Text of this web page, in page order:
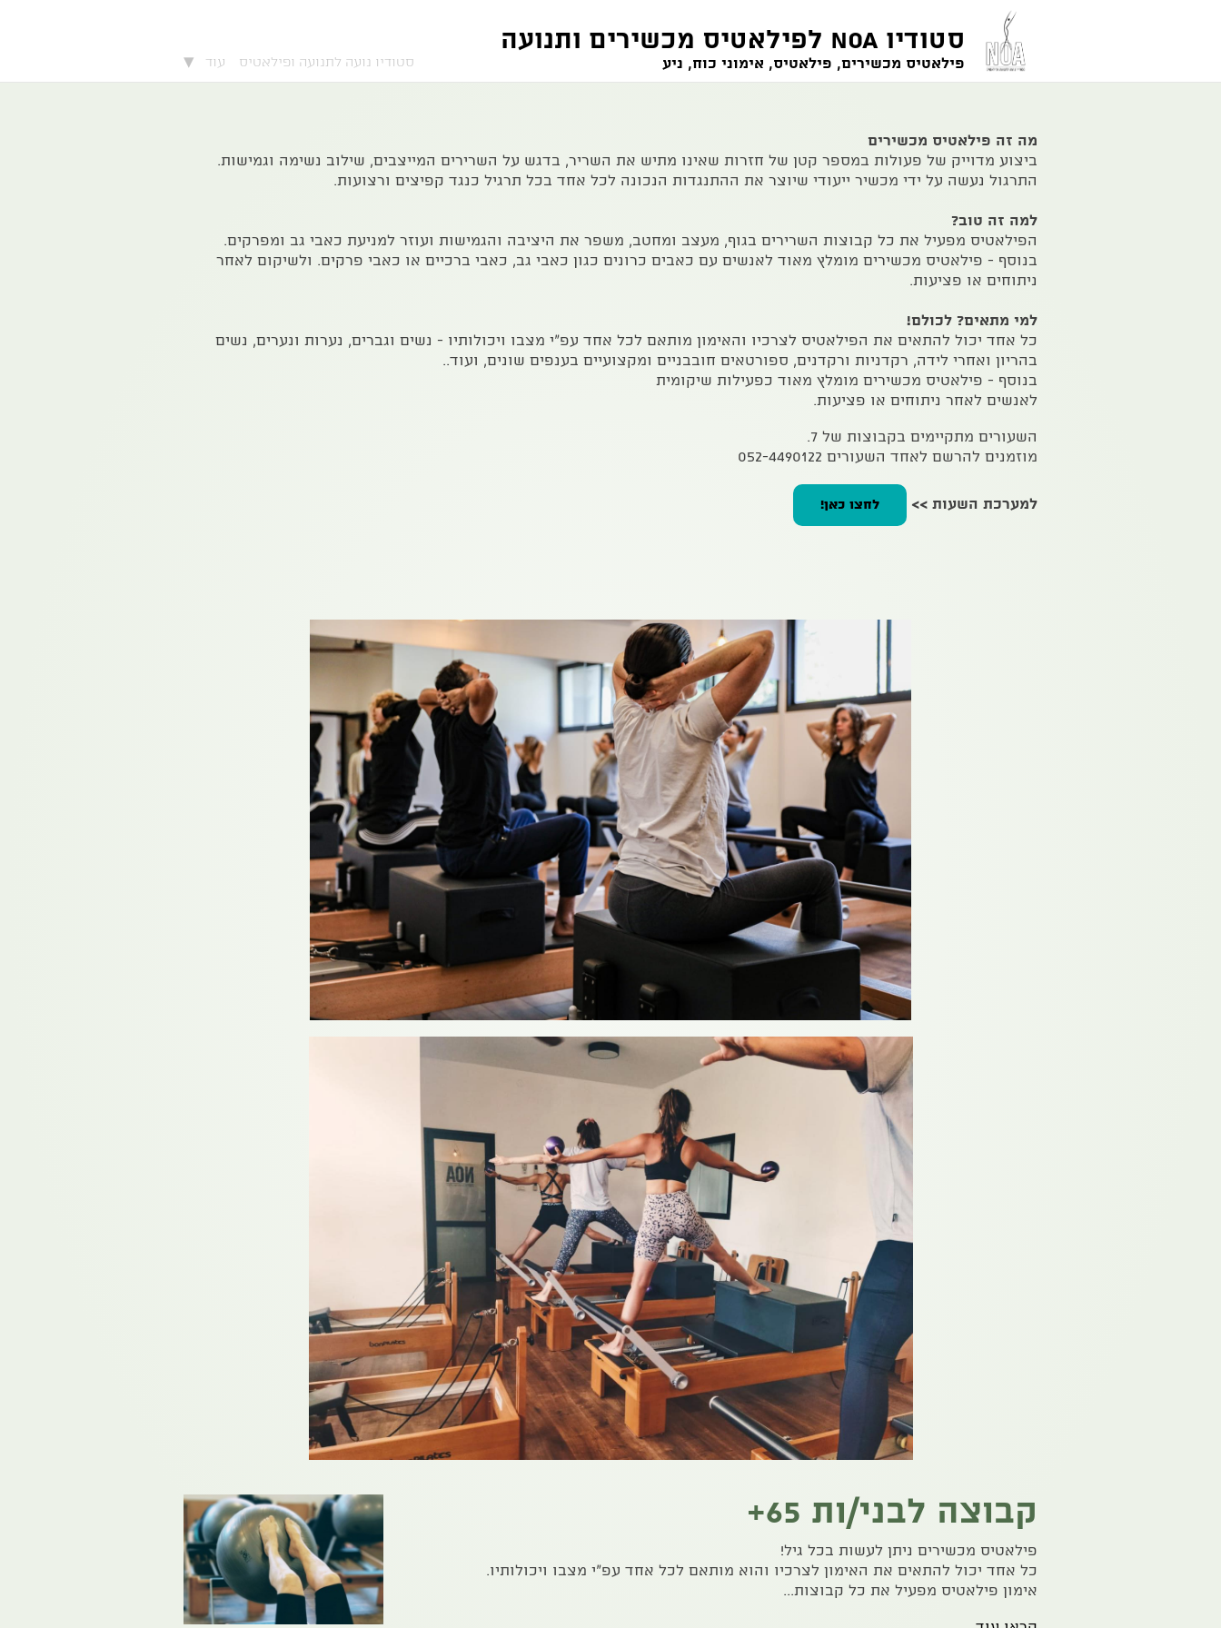
סטודיו NOA לפילאטיס מכשירים ותנועה
פילאטיס מכשירים, פילאטיס, אימוני כוח, ניע סטודיו נועה לתנועה ופילאטיס עוד ▾
מה זה פילאטיס מכשירים
ביצוע מדוייק של פעולות במספר קטן של חזרות שאינו מתיש את השריר, בדגש על השרירים המייצבים, שילוב נשימה וגמישות.
התרגול נעשה על ידי מכשיר ייעודי שיוצר את ההתנגדות הנכונה לכל אחד בכל תרגיל כנגד קפיצים ורצועות.
למה זה טוב?
הפילאטיס מפעיל את כל קבוצות השרירים בגוף, מעצב ומחטב, משפר את היציבה והגמישות ועוזר למניעת כאבי גב ומפרקים.
בנוסף - פילאטיס מכשירים מומלץ מאוד לאנשים עם כאבים כרונים כגון כאבי גב, כאבי ברכיים או כאבי פרקים. ולשיקום לאחר
ניתוחים או פציעות.
למי מתאים? לכולם!
כל אחד יכול להתאים את הפילאטיס לצרכיו והאימון מותאם לכל אחד עפ"י מצבו ויכולותיו - נשים וגברים, נערות ונערים, נשים
בהריון ואחרי לידה, רקדניות ורקדנים, ספורטאים חובבניים ומקצועיים בענפים שונים, ועוד..
בנוסף - פילאטיס מכשירים מומלץ מאוד כפעילות שיקומית
לאנשים לאחר ניתוחים או פציעות.
השעורים מתקיימים בקבוצות של 7.
מוזמנים להרשם לאחד השעורים 052-4490122
למערכת השעות >> לחצו כאן!
קבוצה לבני/ות 65+
פילאטיס מכשירים ניתן לעשות בכל גיל!
️כל אחד יכול להתאים את האימון לצרכיו והוא מותאם לכל אחד עפ"י מצבו ויכולותיו.
️אימון פילאטיס מפעיל את כל קבוצות...